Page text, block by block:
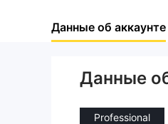
7
8
9
8
9
Данные об аккаунте
Данные
Professional